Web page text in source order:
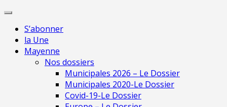
Skip
contentS’abonner
la Une
Mayenne
Nos dossiers
Municipales 2026 – Le Dossier
Municipales 2020-Le Dossier
Covid-19-Le Dossier
indépendante en
Mayenne